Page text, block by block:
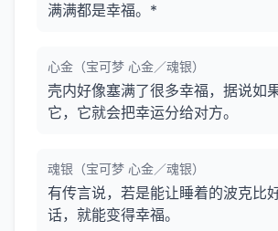
满满都是幸福。*
心金（宝可梦 心金／魂银）
壳内好像塞满了很多幸福，据说如
它，它就会把幸运分给对方。
魂银（宝可梦 心金／魂银）
有传言说，若是能让睡着的波克比
话，就能变得幸福。